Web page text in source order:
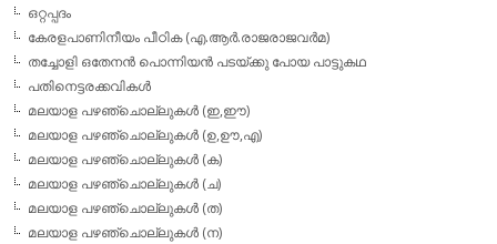
ഒറ്റപ്പദം
കേരളപാണിനീയം പീഠിക (എ.ആര്‍.രാജരാജവര്‍മ)
തച്ചോളി ഒതേനൻ പൊന്നിയൻ പടയ്‌ക്കു പോയ പാട്ടുകഥ
പതിനെട്ടരക്കവികള്‍
മലയാള പഴഞ്ചൊല്ലുകള്‍ (ഇ,ഈ)
മലയാള പഴഞ്ചൊല്ലുകള്‍ (ഉ,ഊ,എ)
മലയാള പഴഞ്ചൊല്ലുകള്‍ (ക)
മലയാള പഴഞ്ചൊല്ലുകള്‍ (ച)
മലയാള പഴഞ്ചൊല്ലുകള്‍ (ത)
മലയാള പഴഞ്ചൊല്ലുകള്‍ (ന)